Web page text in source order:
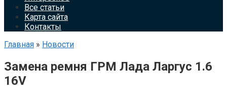
Все статьи
Карта сайта
Контакты
Главная » Новости
Замена ремня ГРМ Лада Ларгус 1.6
16V